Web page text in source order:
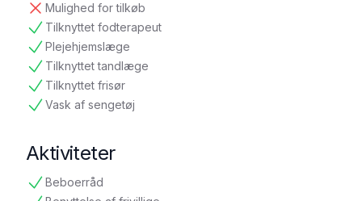
Mulighed for tilkøb
ikke tilgængelig
Tilknyttet fodterapeut
tilgængelig
Plejehjemslæge
tilgængelig
Tilknyttet tandlæge
tilgængelig
Tilknyttet frisør
tilgængelig
Vask af sengetøj
tilgængelig
Aktiviteter
Beboerråd
tilgængelig